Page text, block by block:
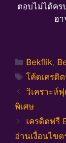
ตอบไม่ได้ค
อ
Bekflik,
Tags
โค้ดเครดิ
วิเคราะห์
พิเศษ
เครดิตฟรี
อ่านเงื่อนไข